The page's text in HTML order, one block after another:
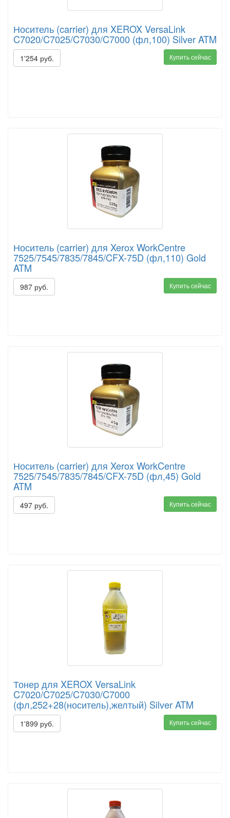
Носитель (carrier) для XEROX VersaLink
C7020/C7025/C7030/C7000 (фл,100) Silver ATM
1'254 руб. Купить сейчас
Носитель (carrier) для Xerox WorkCentre
7525/7545/7835/7845/CFX-75D (фл,110) Gold
ATM
987 руб. Купить сейчас
Носитель (carrier) для Xerox WorkCentre
7525/7545/7835/7845/CFX-75D (фл,45) Gold
ATM
497 руб. Купить сейчас
Тонер для XEROX VersaLink
C7020/C7025/C7030/C7000
(фл,252+28(носитель),желтый) Silver ATM
1'899 руб. Купить сейчас